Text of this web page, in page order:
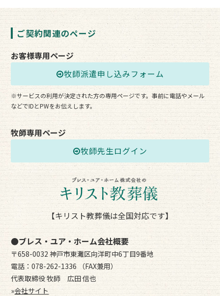
ご契約関連のページ
お客様専用ページ
牧師派遣申し込みフォーム
※サービスの利用が決定された方の専用ページです。事前に電話やメール
などでIDとPWをお伝えします。
牧師専用ページ
牧師先生ログイン
【キリスト教葬儀は全国対応です】
●ブレス・ユア・ホーム会社概要
〒658-0032 神戸市東灘区向洋町中6丁目9番地
電話：078-262-1336 （FAX兼用）
代表取締役 牧師 広田 信也
»会社サイト